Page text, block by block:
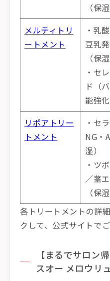
（保湿
メルティトリ
ートメント
・乳
豆乳
（保湿
・セ
ド（
能強化
リポアトリー
トメント
・セ
NG・
湿）
・ツ
／茎
（保湿
各トリートメントの詳
クして、公式サイトで
【まるでサロン
スオー メロウリ